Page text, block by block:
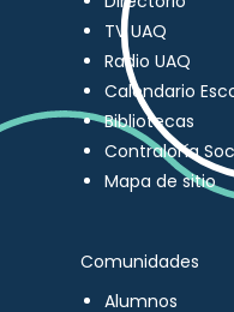
TV UAQ
Radio UAQ
Calendario
Bibliotecas
Contraloría
Mapa de sitio
Comunidades
Alumnos